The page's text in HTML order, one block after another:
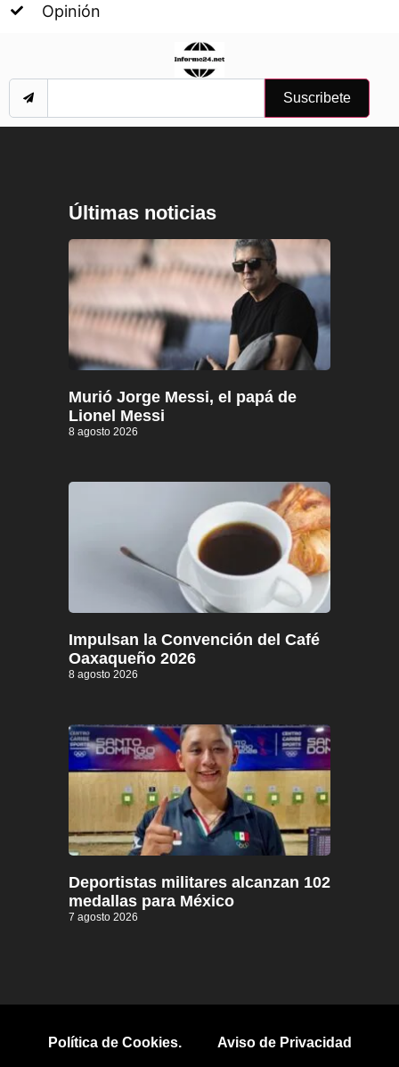
Opinión
Suscribete
Últimas noticias
Murió Jorge Messi, el papá de
Lionel Messi
8 agosto 2026
Impulsan la Convención del Café
Oaxaqueño 2026
8 agosto 2026
Deportistas militares alcanzan 102
medallas para México
7 agosto 2026
Política de Cookies. Aviso de Privacidad